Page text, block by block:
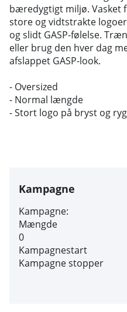
bæredygtigt miljø. Vasket
store og vidtstrakte
og slidt GASP-følelse.
eller brug den hver dag
afslappet GASP-look.
- Oversized
- Normal længde
- Stort logo på bryst og ryg
Kampagne
Kampagne:
Mængde
0
Kampagnestart
Kampagne stopper